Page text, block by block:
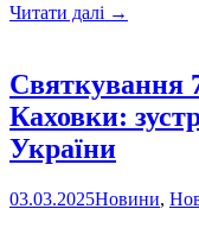
Читати далі З
чотирьох
мешканців
→
Святкування
Каховки:
України
03.03.2025Новини,